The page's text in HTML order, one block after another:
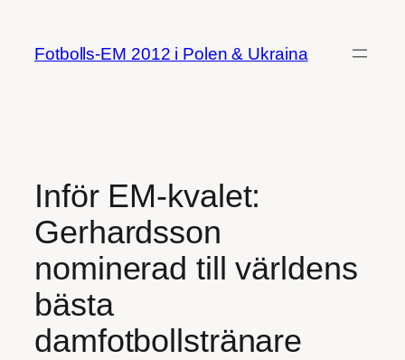
innehåll
Fotbolls-EM 2012 i Polen & Ukraina
Inför EM-kvalet:
Gerhardsson
nominerad till världens
bästa
damfotbollstränare